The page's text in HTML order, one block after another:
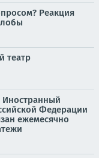
Реакция
театр
Федерации
ежемесячно